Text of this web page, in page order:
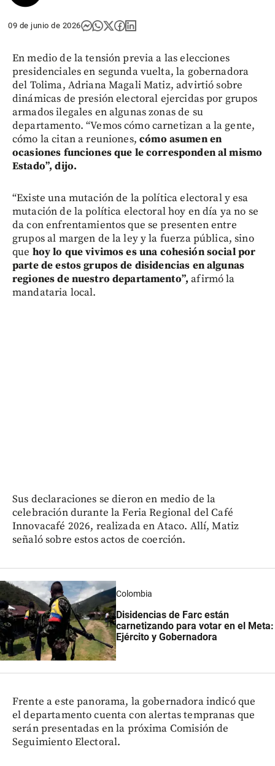
09 de junio de 2026
En medio de la tensión previa a las elecciones
presidenciales en segunda vuelta, la gobernadora
del Tolima, Adriana Magali Matiz, advirtió sobre
dinámicas de presión electoral ejercidas por grupos
armados ilegales en algunas zonas de su
departamento. “Vemos cómo carnetizan a la gente,
cómo la citan a reuniones,cómo asumen en
ocasiones funciones que le corresponden al mismo
Estado”, dijo.
“Existe una mutación de la política electoral y esa
mutación de la política electoral hoy en día ya no se
da con enfrentamientos que se presenten entre
grupos al margen de la ley y la fuerza pública, sino
que hoy lo que vivimos es una cohesión social por
parte de estos grupos de disidencias en algunas
regiones de nuestro departamento”, afirmó la
mandataria local.
Sus declaraciones se dieron en medio de la
celebración durante la Feria Regional del Café
Innovacafé 2026, realizada en Ataco. Allí, Matiz
señaló sobre estos actos de coerción.
Colombia
Disidencias de Farc están
carnetizando para votar en el Meta:
Ejército y Gobernadora
Frente a este panorama, la gobernadora indicó que
el departamento cuenta con alertas tempranas que
serán presentadas en la próxima Comisión de
Seguimiento Electoral.